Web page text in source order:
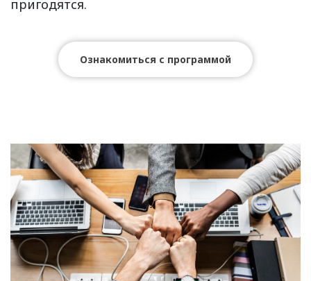
пригодятся.
Ознакомиться с программой